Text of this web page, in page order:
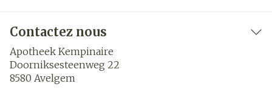
Contactez nous
Apotheek Kempinaire
Doorniksesteenweg 22
8580 Avelgem